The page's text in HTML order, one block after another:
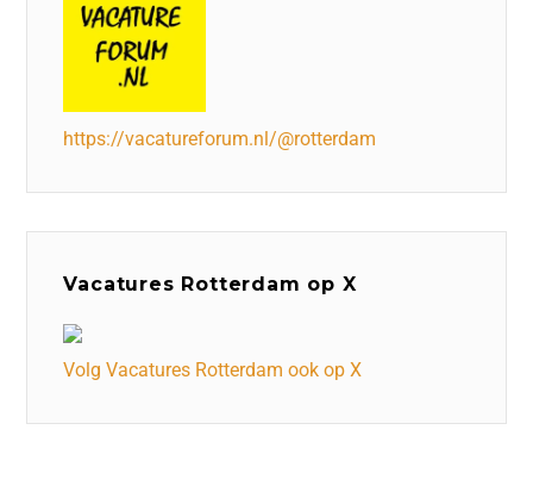
https://vacatureforum.nl/@rotterdam
Vacatures Rotterdam op X
Volg Vacatures Rotterdam ook op X